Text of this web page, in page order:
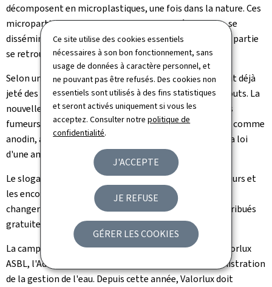
Ce site utilise des cookies essentiels
nécessaires à son bon fonctionnement, sans
usage de données à caractère personnel, et
ne pouvant pas être refusés. Des cookies non
essentiels sont utilisés à des fins statistiques
et seront activés uniquement si vous les
acceptez. Consulter notrepolitique de
confidentialité.
J'ACCEPTE
JE REFUSE
GÉRER LES COOKIES
décomposent en microplastiques, une fois dans la nature. Ces
microparticules – pratiquement invisibles à l'œil nu – se
disséminent ainsi dans l'environnement et peuvent en partie
se retrouver dans la chaîne alimentaire.
Selon une étude ILRES d'août 2023, 5 fumeurs sur 10 ont déjà
jeté des mégots de cigarettes par terre ou dans les égouts. La
nouvelle campagne anti-littering vise à sensibiliser les
fumeurs sur l'impact de leur geste – souvent considéré comme
anodin, alors qu'au Luxembourg, il est punissable par la loi
d'une amende de 145 euros.
Le slogan de la campagne "MERCI!" s'adresse aux fumeurs et
les encourage à utiliser un cendrier. Afin de les inciter à
changer d'habitude, des cendriers de poche seront distribués
gratuitement lors de différentes actions de rue.
La campagne est le fruit d'une collaboration entre Valorlux
ASBL, l'Administration de l'environnement et l'Administration
de la gestion de l'eau. Depuis cette année, Valorlux doit